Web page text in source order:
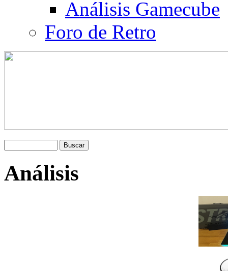
Análisis Gamecube
Foro de Retro
Análisis